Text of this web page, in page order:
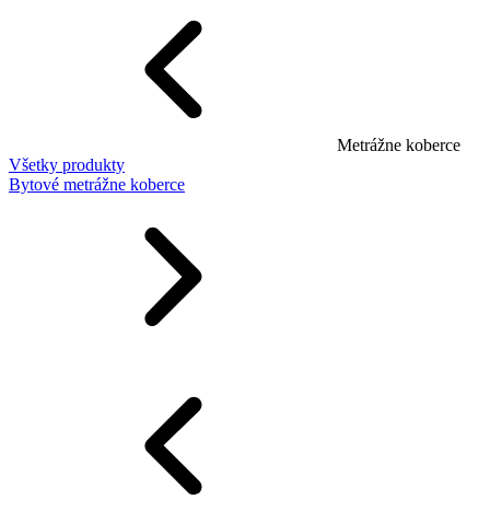
Metrážne koberce
Všetky produkty
Bytové metrážne koberce